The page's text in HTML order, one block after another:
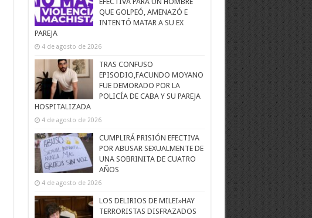
QUE GOLPEÓ, AMENAZÓ E
INTENTÓ MATAR A SU EX
PAREJA
4 de agosto de 2026
TRAS CONFUSO
EPISODIO,FACUNDO MOYANO
FUE DEMORADO POR LA
POLICÍA DE CABA Y SU PAREJA
HOSPITALIZADA
4 de agosto de 2026
CUMPLIRÁ PRISIÓN EFECTIVA
POR ABUSAR SEXUALMENTE DE
UNA SOBRINITA DE CUATRO
AÑOS
4 de agosto de 2026
LOS DELIRIOS DE MILEI»HAY
TERRORISTAS DISFRAZADOS